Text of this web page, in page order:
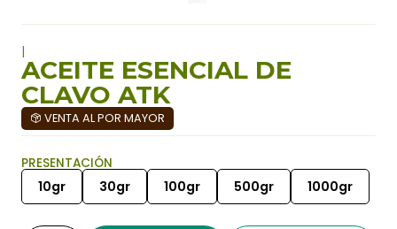
|
ACEITE ESENCIAL DE
CLAVO ATK
VENTA AL POR MAYOR
PRESENTACIÓN
10gr 30gr 100gr 500gr 1000gr